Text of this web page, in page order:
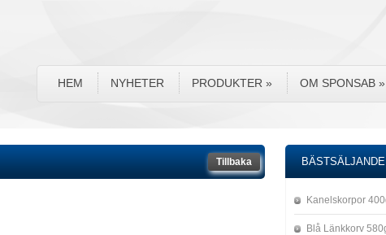
HEM NYHETER PRODUKTER » OM SPONSAB »
Tillbaka BÄSTSÄLJANDE
Kanelskorpor
Blå Länkkorv